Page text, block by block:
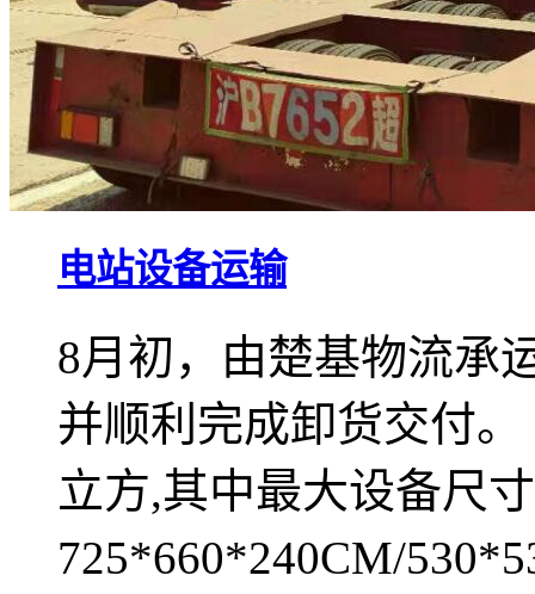
电站设备运输
8月初，由楚基物流承
并顺利完成卸货交付
立方,其中最大设备尺
725*660*240CM/